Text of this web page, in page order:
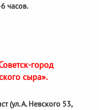
часов.
город
сыра».
(ул. А. Невского 53,